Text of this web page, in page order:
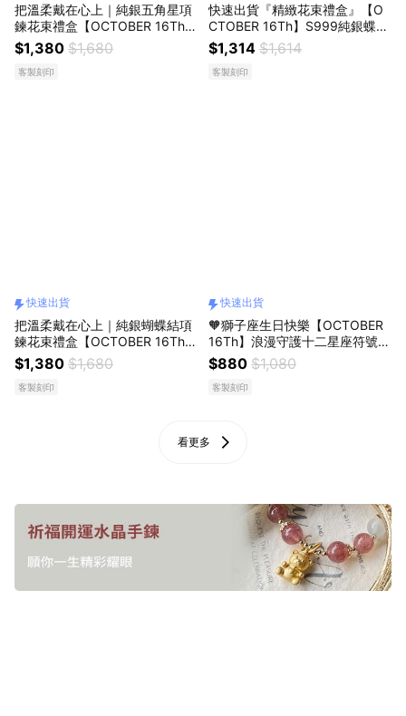
把溫柔戴在心上｜純銀五角星項
鍊花束禮盒【OCTOBER 16Th】
S925純銀跳動的心五角星項鍊
＃CRY2030開運 生日禮物 閨蜜
禮物 情人節禮物 交換禮物 客製
$1,380 $1,680
客製刻印
快速出貨『精緻花束禮盒』【O
CTOBER 16Th】S999純銀蝶戀
平安扣玉髓項鍊鎖骨鍊＃CRY20
23 開運 生日禮物 閨蜜禮物 情人
節禮物 交換禮物 客製化禮物
$1,314 $1,614
客製刻印
快速出貨
把溫柔戴在心上｜純銀蝴蝶結項
鍊花束禮盒【OCTOBER 16Th】
S999純銀立體飄帶蝴蝶結項鍊
鎖骨鍊 開運 生日禮物 閨蜜禮物
情人節禮物 交換禮物 客製化禮
$1,380 $1,680
客製刻印
快速出貨
🧡獅子座生日快樂【OCTOBER
16Th】浪漫守護十二星座符號項
鍊鎖骨鍊 開運 生日禮物 閨蜜禮
物 情人節禮物 客製化禮物
$880 $1,080
客製刻印
看更多